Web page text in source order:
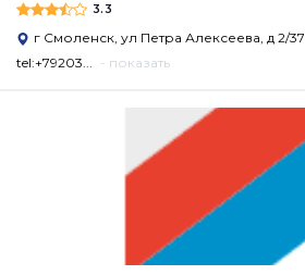
3.3
г Смоленск, ул Петра Алексеева, д 2/37
tel:+79203... - показать